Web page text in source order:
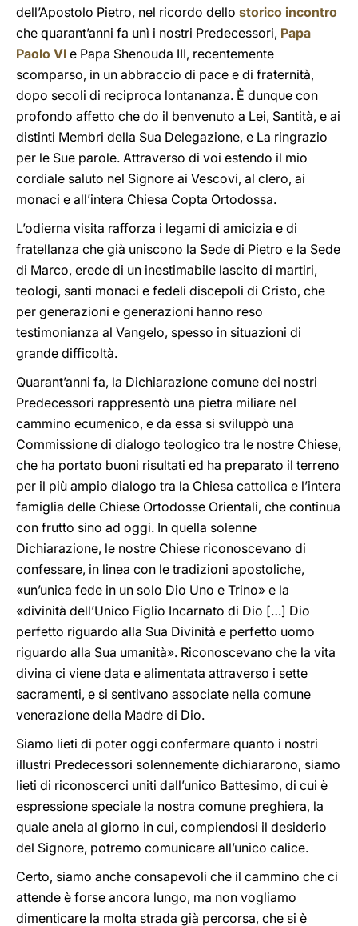
dell’Apostolo Pietro, nel ricordo dello storico incontro
che quarant’anni fa unì i nostri Predecessori, Papa
Paolo VI e Papa Shenouda III, recentemente
scomparso, in un abbraccio di pace e di fraternità,
dopo secoli di reciproca lontananza. È dunque con
profondo affetto che do il benvenuto a Lei, Santità, e ai
distinti Membri della Sua Delegazione, e La ringrazio
per le Sue parole. Attraverso di voi estendo il mio
cordiale saluto nel Signore ai Vescovi, al clero, ai
monaci e all’intera Chiesa Copta Ortodossa.
L’odierna visita rafforza i legami di amicizia e di
fratellanza che già uniscono la Sede di Pietro e la Sede
di Marco, erede di un inestimabile lascito di martiri,
teologi, santi monaci e fedeli discepoli di Cristo, che
per generazioni e generazioni hanno reso
testimonianza al Vangelo, spesso in situazioni di
grande difficoltà.
Quarant’anni fa, la Dichiarazione comune dei nostri
Predecessori rappresentò una pietra miliare nel
cammino ecumenico, e da essa si sviluppò una
Commissione di dialogo teologico tra le nostre Chiese,
che ha portato buoni risultati ed ha preparato il terreno
per il più ampio dialogo tra la Chiesa cattolica e l’intera
famiglia delle Chiese Ortodosse Orientali, che continua
con frutto sino ad oggi. In quella solenne
Dichiarazione, le nostre Chiese riconoscevano di
confessare, in linea con le tradizioni apostoliche,
«un’unica fede in un solo Dio Uno e Trino» e la
«divinità dell’Unico Figlio Incarnato di Dio […] Dio
perfetto riguardo alla Sua Divinità e perfetto uomo
riguardo alla Sua umanità». Riconoscevano che la vita
divina ci viene data e alimentata attraverso i sette
sacramenti, e si sentivano associate nella comune
venerazione della Madre di Dio.
Siamo lieti di poter oggi confermare quanto i nostri
illustri Predecessori solennemente dichiararono, siamo
lieti di riconoscerci uniti dall’unico Battesimo, di cui è
espressione speciale la nostra comune preghiera, la
quale anela al giorno in cui, compiendosi il desiderio
del Signore, potremo comunicare all’unico calice.
Certo, siamo anche consapevoli che il cammino che ci
attende è forse ancora lungo, ma non vogliamo
dimenticare la molta strada già percorsa, che si è